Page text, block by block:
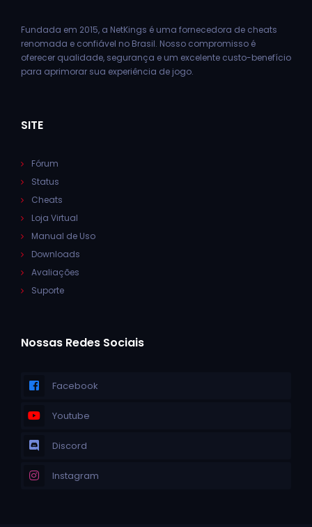
Fundada em 2015, a NetKings é uma fornecedora de cheats
renomada e confiável no Brasil. Nosso compromisso é
oferecer qualidade, segurança e um excelente custo-benefício
para aprimorar sua experiência de jogo.
SITE
Fórum
Status
Cheats
Loja Virtual
Manual de Uso
Downloads
Avaliações
Suporte
Nossas Redes Sociais
Facebook
Youtube
Discord
Instagram